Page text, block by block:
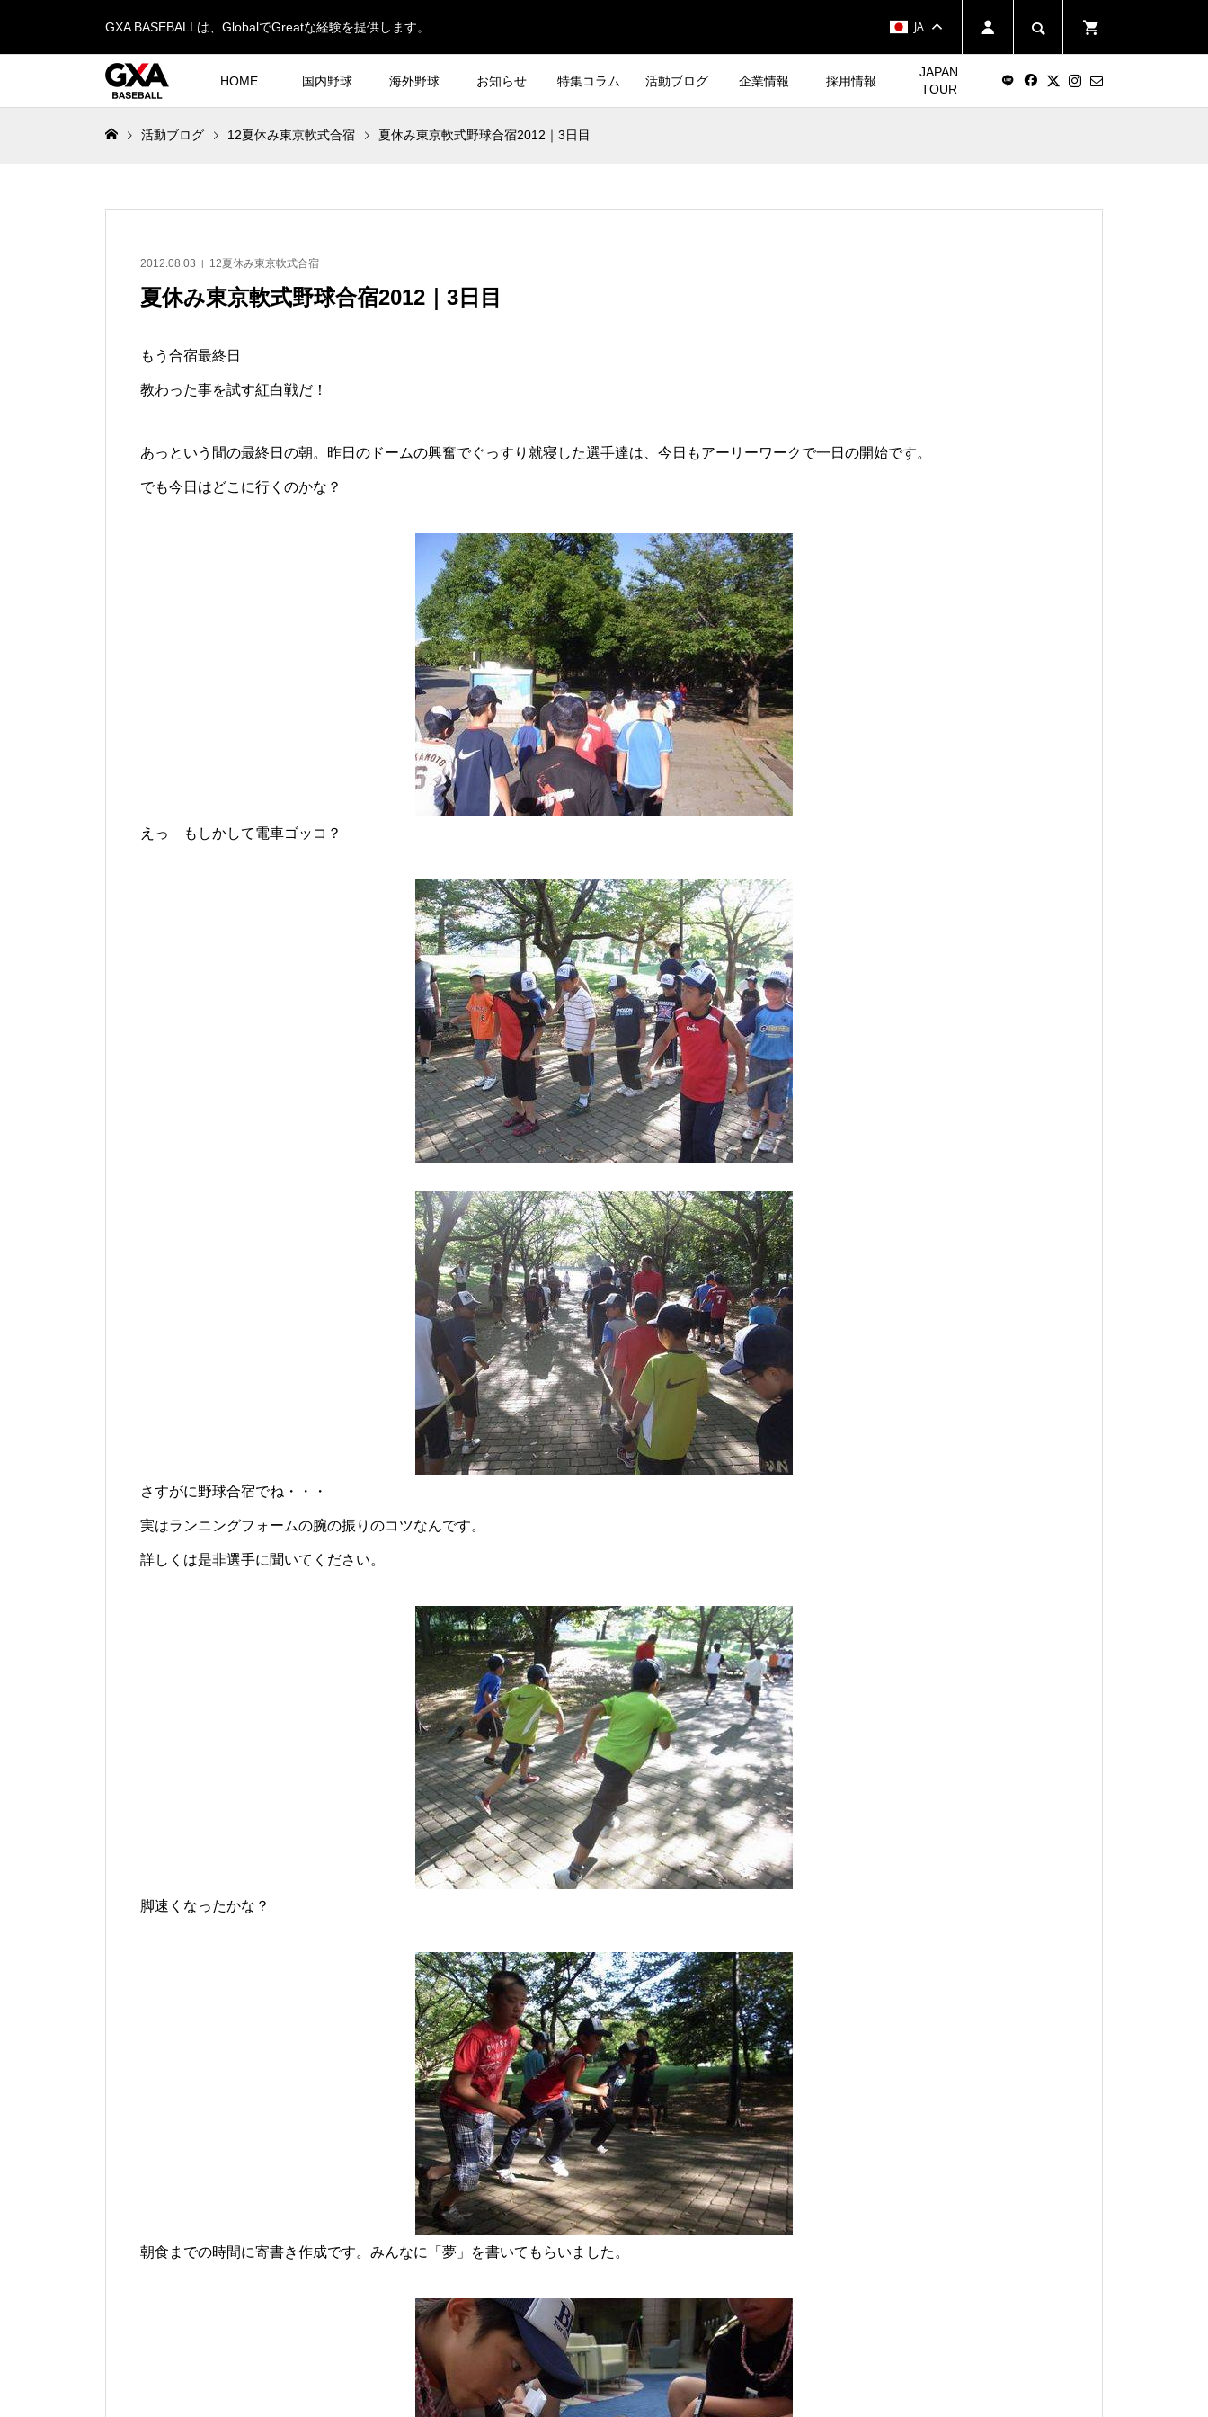
GXA BASEBALLは、GlobalでGreatな経験を提供します。 JA
HOME 国内野球 海外野球 お知らせ 特集コラム 活動ブログ 企業情報 採用情報
JAPAN
TOUR
活動ブログ 12夏休み東京軟式合宿 夏休み東京軟式野球合宿2012｜3日目
2012.08.03 12夏休み東京軟式合宿
夏休み東京軟式野球合宿2012｜3日目
もう合宿最終日
教わった事を試す紅白戦だ！
あっという間の最終日の朝。昨日のドームの興奮でぐっすり就寝した選手達は、今日もアーリーワークで一日の開始です。
でも今日はどこに行くのかな？
えっ もしかして電車ゴッコ？
さすがに野球合宿でね・・・
実はランニングフォームの腕の振りのコツなんです。
詳しくは是非選手に聞いてください。
脚速くなったかな？
朝食までの時間に寄書き作成です。みんなに「夢」を書いてもらいました。